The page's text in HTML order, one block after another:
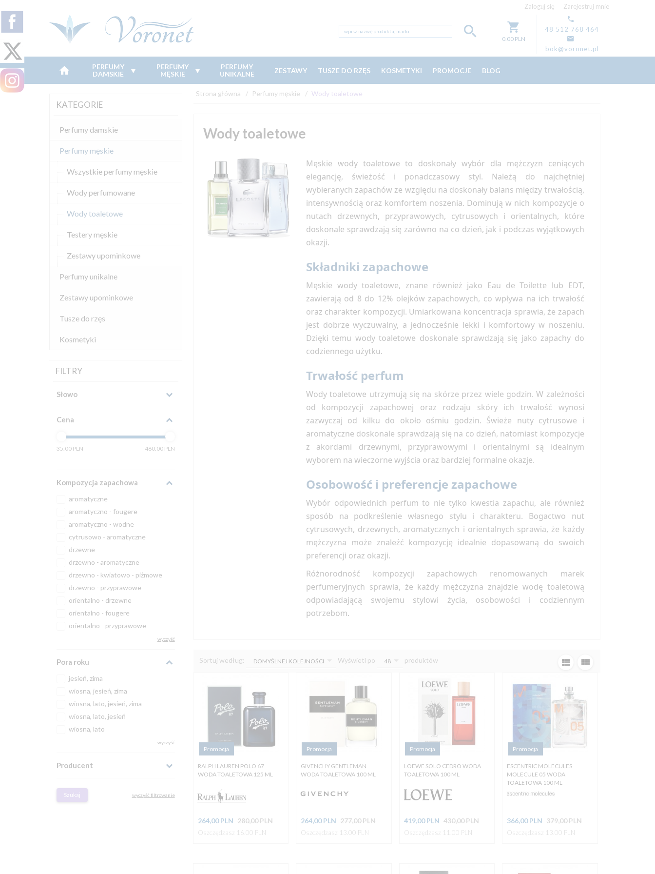
Zaloguj się Zarejestruj mnie
0.00PLN
48 512 768 464
bok@voronet.pl
PERFUMY
DAMSKIE
PERFUMY
MĘSKIE
PERFUMY
UNIKALNE
ZESTAWY TUSZE DO RZĘS KOSMETYKI PROMOCJE BLOG
KATEGORIE
Perfumy damskie
Perfumy męskie
Wszystkie perfumy męskie
Wody perfumowane
Wody toaletowe
Testery męskie
Zestawy upominkowe
Perfumy unikalne
Zestawy upominkowe
Tusze do rzęs
Kosmetyki
FILTRY
Słowo
Cena
35.00 PLN 460.00 PLN
Kompozycja zapachowa
aromatyczne
aromatyczno - fougere
aromatyczno - wodne
cytrusowo - aromatyczne
drzewne
drzewno - aromatyczne
drzewno - kwiatowo - piżmowe
drzewno - przyprawowe
orientalno - drzewne
orientalno - fougere
orientalno - przyprawowe
wyczyść
Pora roku
jesień, zima
wiosna, jesień, zima
wiosna, lato, jesień, zima
wiosna, lato, jesień
wiosna, lato
wyczyść
Producent
Szukaj wyczyść filtrowanie
Strona główna Perfumy męskie Wody toaletowe
Wody toaletowe
Męskie wody toaletowe to doskonały wybór dla mężczyzn ceniących
elegancję, świeżość i ponadczasowy styl. Należą do najchętniej
wybieranych zapachów ze względu na doskonały balans między trwałością,
intensywnością oraz komfortem noszenia. Dominują w nich kompozycje o
nutach drzewnych, przyprawowych, cytrusowych i orientalnych, które
doskonale sprawdzają się zarówno na co dzień, jak i podczas wyjątkowych
okazji.
Składniki zapachowe
Męskie wody toaletowe, znane również jako Eau de Toilette lub EDT,
zawierają od 8 do 12% olejków zapachowych, co wpływa na ich trwałość
oraz charakter kompozycji. Umiarkowana koncentracja sprawia, że zapach
jest dobrze wyczuwalny, a jednocześnie lekki i komfortowy w noszeniu.
Dzięki temu wody toaletowe doskonale sprawdzają się jako zapachy do
codziennego użytku.
Trwałość perfum
Wody toaletowe utrzymują się na skórze przez wiele godzin. W zależności
od kompozycji zapachowej oraz rodzaju skóry ich trwałość wynosi
zazwyczaj od kilku do około ośmiu godzin. Świeże nuty cytrusowe i
aromatyczne doskonale sprawdzają się na co dzień, natomiast kompozycje
z akordami drzewnymi, przyprawowymi i orientalnymi są idealnym
wyborem na wieczorne wyjścia oraz bardziej formalne okazje.
Osobowość i preferencje zapachowe
Wybór odpowiednich perfum to nie tylko kwestia zapachu, ale również
sposób na podkreślenie własnego stylu i charakteru. Bogactwo nut
cytrusowych, drzewnych, aromatycznych i orientalnych sprawia, że każdy
mężczyzna może znaleźć kompozycję idealnie dopasowaną do swoich
preferencji oraz okazji.
Różnorodność kompozycji zapachowych renomowanych marek
perfumeryjnych sprawia, że każdy mężczyzna znajdzie wodę toaletową
odpowiadającą swojemu stylowi życia, osobowości i codziennym
potrzebom.
Sortuj według: sortDOMYŚLNEJ KOLEJNOŚCI Wyświetl po pop48 produktów
RALPH LAUREN POLO 67
WODA TOALETOWA 125 ML
Promocja
264,00 PLN 280,00 PLN
Oszczędzasz 16.00 PLN
GIVENCHY GENTLEMAN
WODA TOALETOWA 100 ML
Promocja
264,00 PLN 277,00 PLN
Oszczędzasz 13.00 PLN
LOEWE SOLO CEDRO WODA
TOALETOWA 100 ML
Promocja
419,00 PLN 430,00 PLN
Oszczędzasz 11.00 PLN
ESCENTRIC MOLECULES
MOLECULE 05 WODA
TOALETOWA 100 ML
Promocja
366,00 PLN 379,00 PLN
Oszczędzasz 13.00 PLN